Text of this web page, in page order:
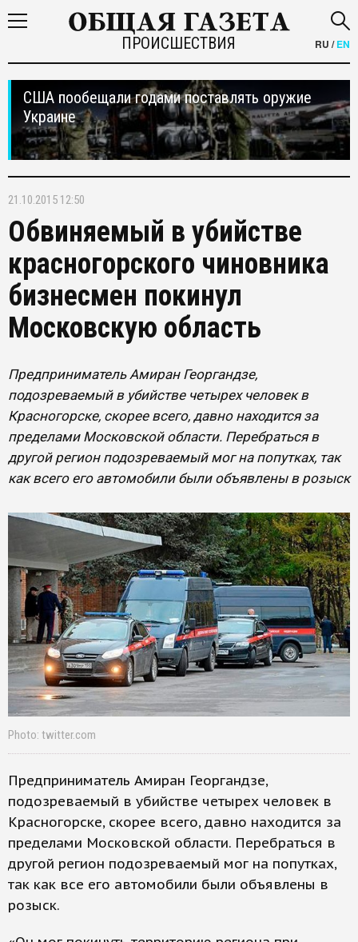
ПРОИСШЕСТВИЯ RU /EN
США пообещали годами поставлять оружие
Украине
21.10.2015 12:50
Обвиняемый в убийстве
красногорского чиновника
бизнесмен покинул
Московскую область
Предприниматель Амиран Георгандзе,
подозреваемый в убийстве четырех человек в
Красногорске, скорее всего, давно находится за
пределами Московской области. Перебраться в
другой регион подозреваемый мог на попутках, так
как всего его автомобили были объявлены в розыск
Photo: twitter.com
Предприниматель Амиран Георгандзе,
подозреваемый в убийстве четырех человек в
Красногорске, скорее всего, давно находится за
пределами Московской области. Перебраться в
другой регион подозреваемый мог на попутках,
так как все его автомобили были объявлены в
розыск.